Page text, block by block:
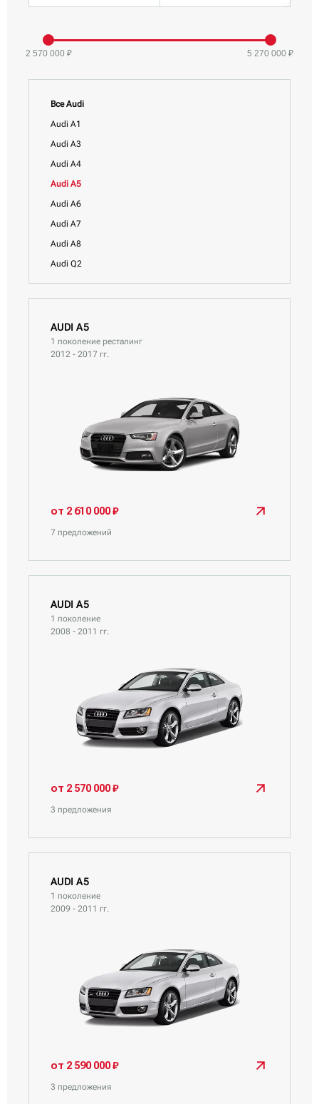
2 570 000 ₽ 5 270 000 ₽
Все Audi
Audi A1
Audi A3
Audi A4
Audi A5
Audi A6
Audi A7
Audi A8
Audi Q2
Audi Q3
Audi Q5 Sportback
Audi Q7
AUDI A5
1 поколение ресталинг
2012 - 2017 гг.
от 2 610 000 ₽
7 предложений
AUDI A5
1 поколение
2008 - 2011 гг.
от 2 570 000 ₽
3 предложения
AUDI A5
1 поколение
2009 - 2011 гг.
от 2 590 000 ₽
3 предложения